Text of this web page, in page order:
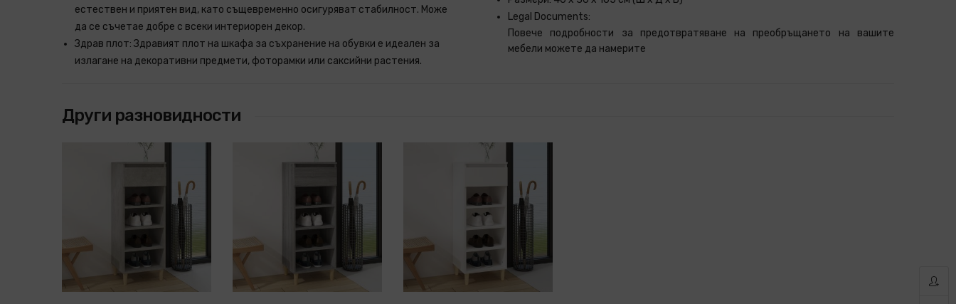
естествен и приятен вид, като същевременно осигуряват стабилност. Може
да се съчетае добре с всеки интериорен декор.
Здрав плот: Здравият плот на шкафа за съхранение на обувки е идеален за
излагане на декоративни предмети, фоторамки или саксийни растения.
Legal Documents:
Повече подробности за предотвратяване на преобръщането на вашите
мебели можете да намерите
Други разновидности